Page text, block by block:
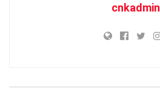
cnkadmin